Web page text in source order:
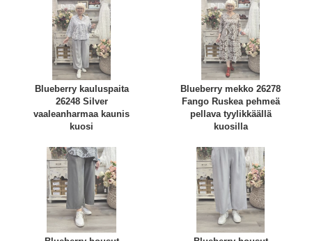
Blueberry kauluspaita
26248 Silver
vaaleanharmaa kaunis
kuosi
Blueberry mekko 26278
Fango Ruskea pehmeä
pellava tyylikkäällä
kuosilla